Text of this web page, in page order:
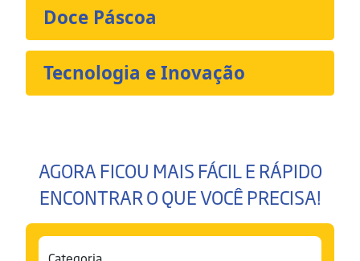
Doce Páscoa
Tecnologia e Inovação
AGORA FICOU MAIS FÁCIL E RÁPIDO
ENCONTRAR O QUE VOCÊ PRECISA!